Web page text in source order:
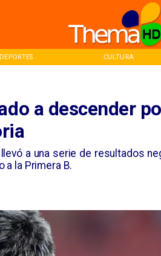
DEPORTES CULTURA
a descender
a una serie de resultados
a la Primera B.